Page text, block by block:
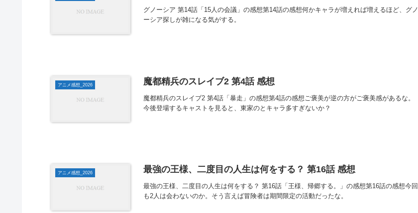
グノーシア 第14話「15人の会議」の感想第14話の感想何かキャラが増えれば増えるほど、グノ
ーシア探しが雑になる気がする。
アニメ感想_2026 魔都精兵のスレイブ2 第4話 感想
魔都精兵のスレイブ2 第4話「暴走」の感想第4話の感想ご褒美が逆の方がご褒美感があるな。
今後登場するキャストを見ると、東家のとキャラ多すぎないか？
アニメ感想_2026 最強の王様、二度目の人生は何をする？ 第16話 感想
最強の王様、二度目の人生は何をする？ 第16話「王様、帰郷する。」の感想第16話の感想今回
も2人は会わないのか。そう言えば冒険者は期間限定の活動だったな。